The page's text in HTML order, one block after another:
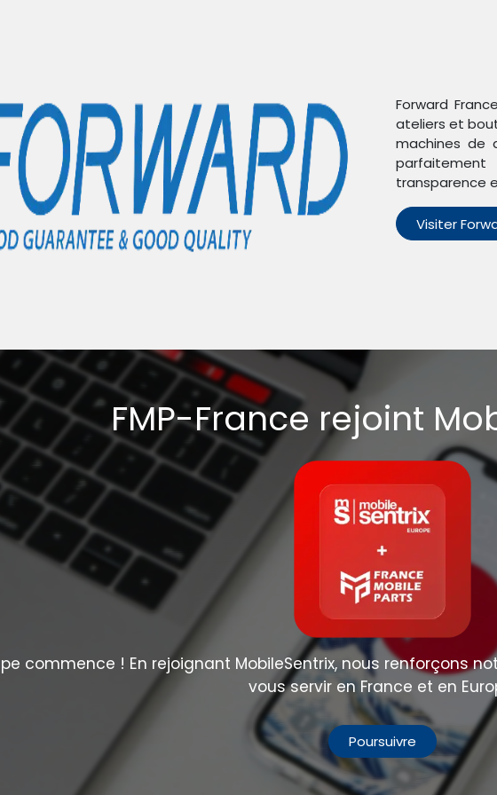
de protection personnalisable pour iPhone 7 Plus-8 Plus - FORWARD -
Coque
Partager :
Forward
ateliers et
machines de
transparence
Visiter
FMP-France rejoint
commence ! En rejoignant MobileSentrix, nous renforçons
vous servir en France et en
Poursuivre